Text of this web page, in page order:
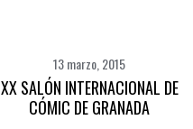
13 marzo, 2015
XX SALÓN INTERNACIONAL DE
CÓMIC DE GRANADA
e
a
r